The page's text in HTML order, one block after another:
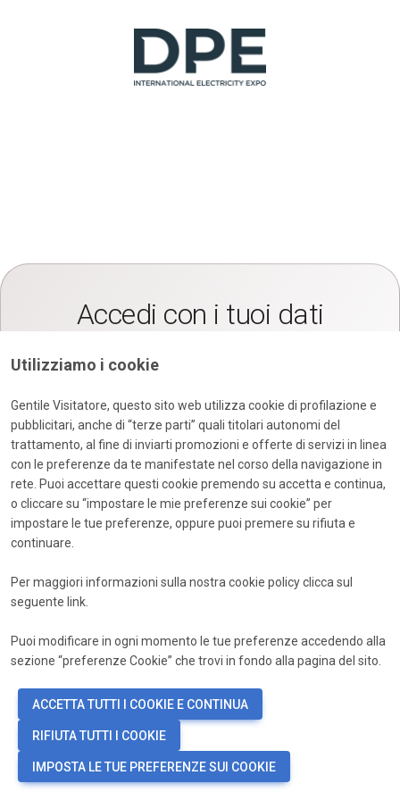
Accedi con i tuoi dati
Password visibility
Accedi
Password dimenticata?
PREFERENZE COOKIElanguage IT
Utilizziamo i cookie
Gentile Visitatore, questo sito web utilizza cookie di profilazione e
pubblicitari, anche di “terze parti” quali titolari autonomi del
trattamento, al fine di inviarti promozioni e offerte di servizi in linea
con le preferenze da te manifestate nel corso della navigazione in
rete. Puoi accettare questi cookie premendo su accetta e continua,
o cliccare su “impostare le mie preferenze sui cookie” per
impostare le tue preferenze, oppure puoi premere su rifiuta e
continuare.
Per maggiori informazioni sulla nostra cookie policy clicca sul
seguente link
Puoi modificare in ogni momento le tue preferenze accedendo alla
sezione “preferenze Cookie” che trovi in fondo alla pagina del sito.
ACCETTA TUTTI I COOKIE E CONTINUA
RIFIUTA TUTTI I COOKIE
IMPOSTA LE TUE PREFERENZE SUI COOKIE